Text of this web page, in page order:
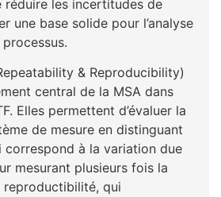
réduire les incertitudes de
une base solide pour l’analyse
& Reproducibility)
central de la MSA dans
Elles permettent d’évaluer la
de mesure en distinguant
correspond à la variation due
mesurant plusieurs fois la
reproductibilité, qui